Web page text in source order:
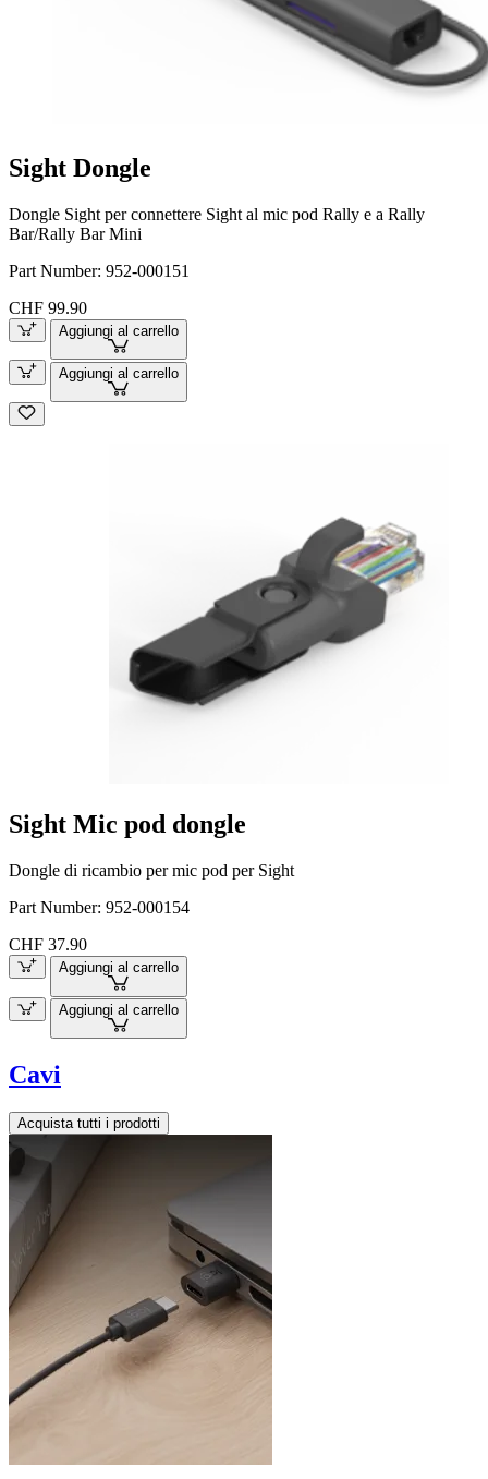
Sight Dongle
Dongle Sight per connettere Sight al mic pod Rally e a Rally
Bar/Rally Bar Mini
Part Number: 952-000151
CHF 99.90
Aggiungi al carrello
Aggiungi al carrello
Sight Mic pod dongle
Dongle di ricambio per mic pod per Sight
Part Number: 952-000154
CHF 37.90
Aggiungi al carrello
Aggiungi al carrello
Cavi
Acquista tutti i prodotti